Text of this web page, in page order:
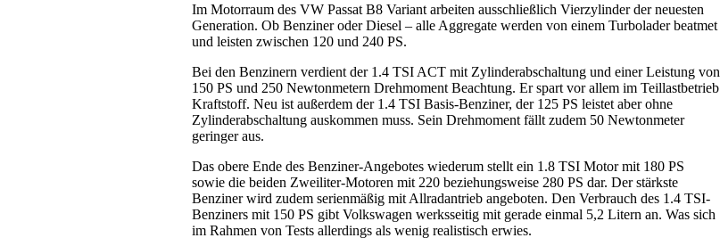
Im Motorraum des VW Passat B8 Variant arbeiten ausschließlich Vierzylinder der neuesten
Generation. Ob Benziner oder Diesel – alle Aggregate werden von einem Turbolader beatmet
und leisten zwischen 120 und 240 PS.
Bei den Benzinern verdient der 1.4 TSI ACT mit Zylinderabschaltung und einer Leistung von
150 PS und 250 Newtonmetern Drehmoment Beachtung. Er spart vor allem im Teillastbetrieb
Kraftstoff. Neu ist außerdem der 1.4 TSI Basis-Benziner, der 125 PS leistet aber ohne
Zylinderabschaltung auskommen muss. Sein Drehmoment fällt zudem 50 Newtonmeter
geringer aus.
Das obere Ende des Benziner-Angebotes wiederum stellt ein 1.8 TSI Motor mit 180 PS
sowie die beiden Zweiliter-Motoren mit 220 beziehungsweise 280 PS dar. Der stärkste
Benziner wird zudem serienmäßig mit Allradantrieb angeboten. Den Verbrauch des 1.4 TSI-
Benziners mit 150 PS gibt Volkswagen werksseitig mit gerade einmal 5,2 Litern an. Was sich
im Rahmen von Tests allerdings als wenig realistisch erwies.